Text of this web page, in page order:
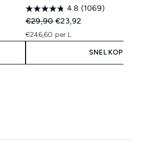
4.8 (1069)
Recommended Retail Price:
€29,90Huidige prijs:
€23,92
€246,60 per L
SNEL KOPEN